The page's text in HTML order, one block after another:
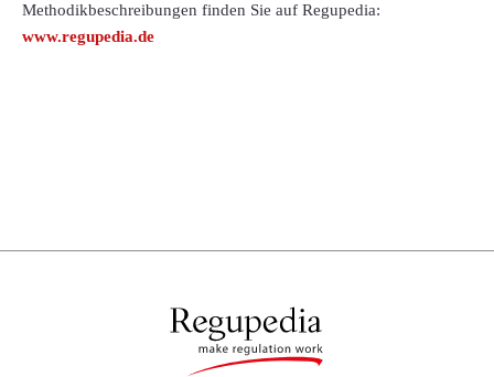
Methodikbeschreibungen finden Sie auf Regupedia:
www.regupedia.de